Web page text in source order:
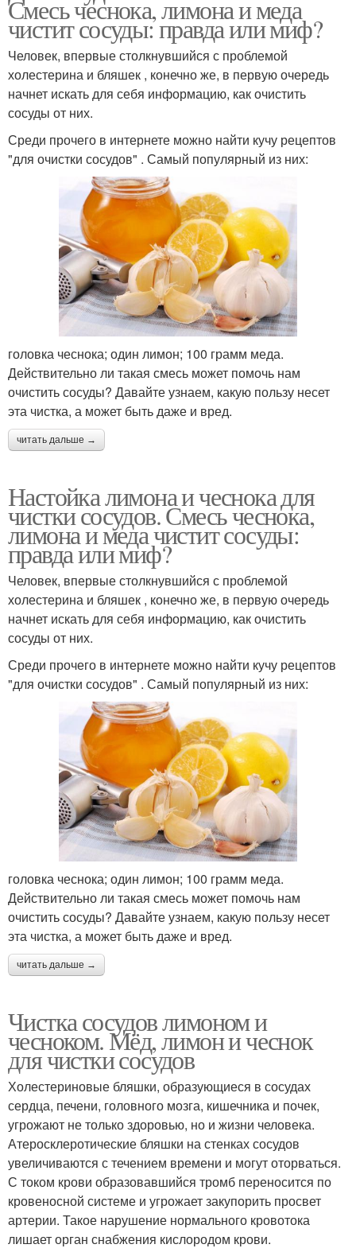
Смесь чеснока, лимона и меда
чистит сосуды: правда или миф?
Человек, впервые столкнувшийся с проблемой
холестерина и бляшек , конечно же, в первую очередь
начнет искать для себя информацию, как очистить
сосуды от них.
Среди прочего в интернете можно найти кучу рецептов
"для очистки сосудов" . Самый популярный из них:
головка чеснока; один лимон; 100 грамм меда.
Действительно ли такая смесь может помочь нам
очистить сосуды? Давайте узнаем, какую пользу несет
эта чистка, а может быть даже и вред.
читать дальше →
Настойка лимона и чеснока для
чистки сосудов. Смесь чеснока,
лимона и меда чистит сосуды:
правда или миф?
Человек, впервые столкнувшийся с проблемой
холестерина и бляшек , конечно же, в первую очередь
начнет искать для себя информацию, как очистить
сосуды от них.
Среди прочего в интернете можно найти кучу рецептов
"для очистки сосудов" . Самый популярный из них:
головка чеснока; один лимон; 100 грамм меда.
Действительно ли такая смесь может помочь нам
очистить сосуды? Давайте узнаем, какую пользу несет
эта чистка, а может быть даже и вред.
читать дальше →
Чистка сосудов лимоном и
чесноком. Мёд, лимон и чеснок
для чистки сосудов
Холестериновые бляшки, образующиеся в сосудах
сердца, печени, головного мозга, кишечника и почек,
угрожают не только здоровью, но и жизни человека.
Атеросклеротические бляшки на стенках сосудов
увеличиваются с течением времени и могут оторваться.
С током крови образовавшийся тромб переносится по
кровеносной системе и угрожает закупорить просвет
артерии. Такое нарушение нормального кровотока
лишает орган снабжения кислородом крови.